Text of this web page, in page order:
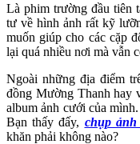
Là phim trường đầu tiên
tư về hình ảnh rất kỹ
muốn giúp cho các cặp
lại quá nhiều nơi mà vẫn
Ngoài những địa điểm
đồng Mường Thanh hay
album ảnh cưới của
Bạn thấy đấy, chụp
khăn phải không nào?